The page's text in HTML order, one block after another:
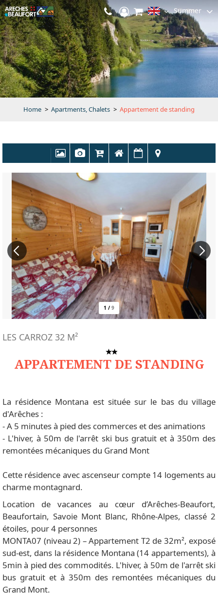
Summer
Home > Apartments, Chalets > Appartement de standing
1 / 9
APPARTEMENT DE STANDING
LES CARROZ 32 M²
La résidence Montana est située sur le bas du village
d'Arêches :
- A 5 minutes à pied des commerces et des animations
- L'hiver, à 50m de l'arrêt ski bus gratuit et à 350m des
remontées mécaniques du Grand Mont
Cette résidence avec ascenseur compte 14 logements au
charme montagnard.
Location de vacances au cœur d’Arêches-Beaufort,
Beaufortain, Savoie Mont Blanc, Rhône-Alpes, classé 2
étoiles, pour 4 personnes
MONTA07 (niveau 2) – Appartement T2 de 32m², exposé
sud-est, dans la résidence Montana (14 appartements), à
5min à pied des commodités. L'hiver, à 50m de l'arrêt ski
bus gratuit et à 350m des remontées mécaniques du
Grand Mont.